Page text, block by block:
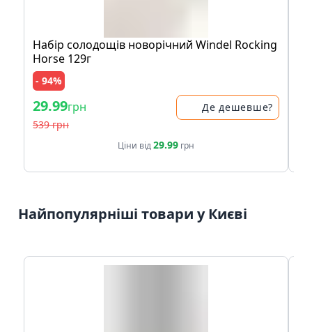
Набір солодощів новорічний Windel Rocking
Horse 129г
- 94%
29.99грн
539 грн
Де дешевше?
Ціни від29.99 грн
Найпопулярніші товари у Києві